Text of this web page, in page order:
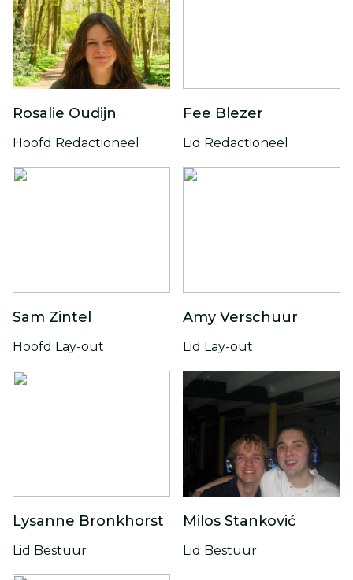
Rosalie Oudijn
Hoofd Redactioneel
Fee Blezer
Lid Redactioneel
Sam Zintel
Hoofd Lay-out
Amy Verschuur
Lid Lay-out
Lysanne Bronkhorst
Lid Bestuur
Milos Stanković
Lid Bestuur